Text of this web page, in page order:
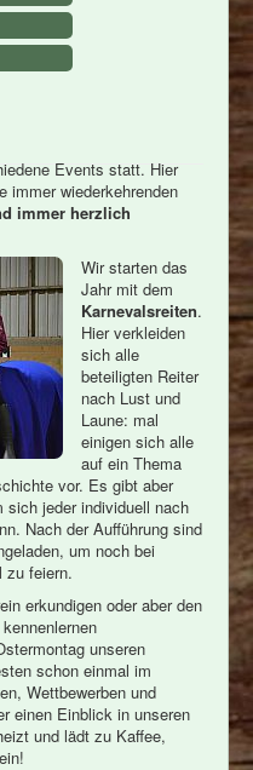
Events statt. Hier
immer wiederkehrenden
immer herzlich
Wir starten das
Jahr mit dem
Karnevalsreiten.
Hier verkleiden
sich alle
beteiligten Reiter
nach Lust und
Laune: mal
einigen sich alle
auf ein Thema
vor. Es gibt aber
sich jeder individuell nach
Nach der Aufführung sind
um noch bei
zu feiern.
erkundigen oder aber den
unseren
schon einmal im
Wettbewerben und
einen Einblick in unseren
und lädt zu Kaffee,